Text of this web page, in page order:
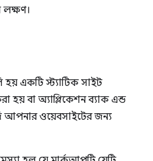
হয় একটি স্ট্যাটিক সাইট
হয় বা অ্যাপ্লিকেশন ব্যাক এন্ড
আপনার ওয়েবসাইটের জন্য